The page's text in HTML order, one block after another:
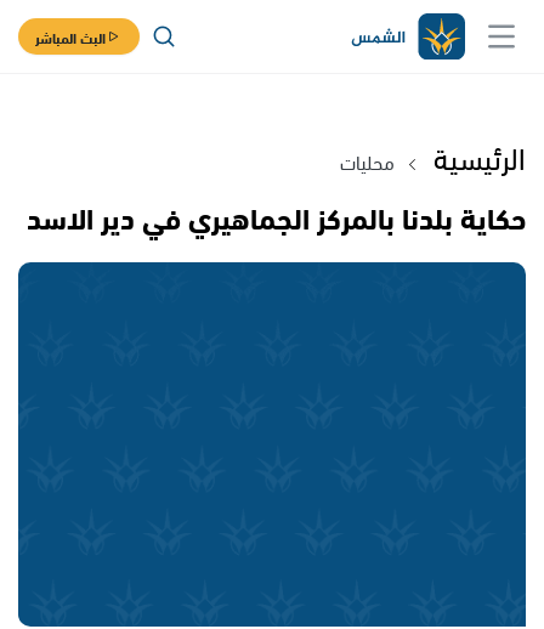
البث المباشر
الرئيسية محليات
حكاية بلدنا بالمركز الجماهيري في دير الاسد